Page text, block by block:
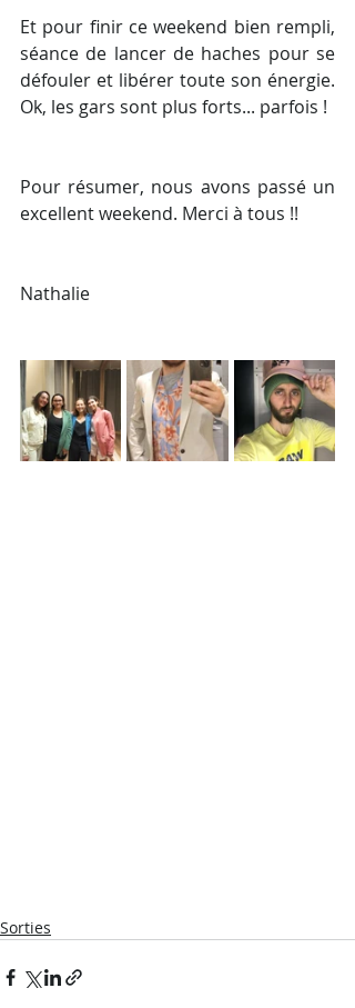
Et pour finir ce weekend bien rempli,
séance de lancer de haches pour se
défouler et libérer toute son énergie.
Ok, les gars sont plus forts... parfois !
Pour résumer, nous avons passé un
excellent weekend. Merci à tous !!
Nathalie
Sorties